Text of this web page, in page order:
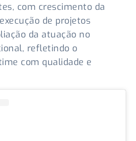
com crescimento da
de projetos
da atuação no
refletindo o
com qualidade e